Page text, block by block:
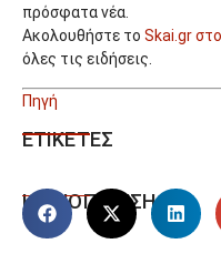
πρόσφατα νέα.
Ακολουθήστε το Skai.gr
όλες τις ειδήσεις.
Πηγή
ΕΤΙΚΕΤΕΣ
ΚΟΙΝΟΠΟΙΗΣΗ